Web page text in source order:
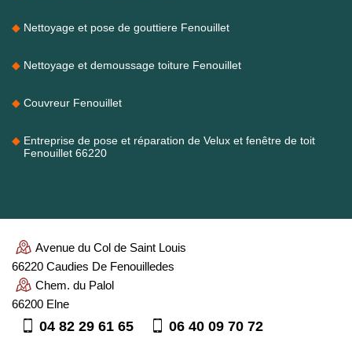
Nettoyage et pose de gouttiere Fenouillet
Nettoyage et demoussage toiture Fenouillet
Couvreur Fenouillet
Entreprise de pose et réparation de Velux et fenêtre de toit
Fenouillet 66220
Avenue du Col de Saint Louis
66220 Caudies De Fenouilledes
Chem. du Palol
66200 Elne
04 82 29 61 65 06 40 09 70 72